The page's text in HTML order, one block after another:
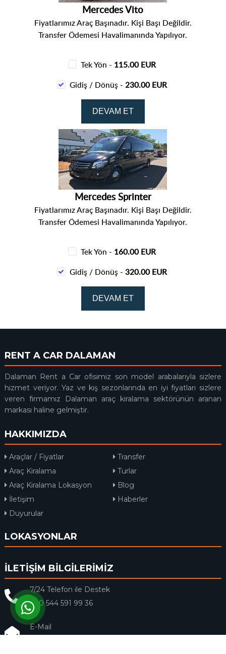
Mercedes Vito
Fiyatlarımız Araç Başınadır. Kişi Başı Değildir.
Transfer Ödemesi Havalimanında Yapılıyor.
Tek Yön - 115.00 EUR
Gidiş / Dönüş - 230.00 EUR
Mercedes Sprinter
Fiyatlarımız Araç Başınadır. Kişi Başı Değildir.
Transfer Ödemesi Havalimanında Yapılıyor.
Tek Yön - 160.00 EUR
Gidiş / Dönüş -320.00 EUR
RENT A CAR DALAMAN
Dalaman Rent a Car ofisimiz son model arabalarıyla sizlere
hizmet veriyor. Yaz ve kış sezonlarında en iyi fiyatları sizlere
veren firmamız Dalaman araç kiralama sektörünün aranan
markası haline gelmiştir.
HAKKIMIZDA
Araçlar / Fiyatlar
Transfer
Araç Kiralama
Turlar
Araç Kiralama Lokasyon
Blog
İletişim
Haberler
Duyurular
LOKASYONLAR
İLETİŞİM BİLGİLERİMİZ
7/24 Telefon ile Destek
+90 544 591 99 36
E-Mail